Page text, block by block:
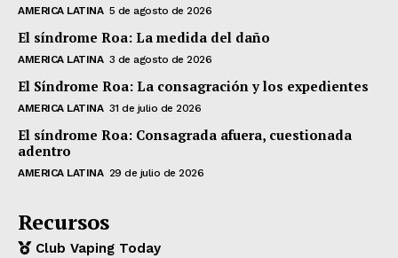
AMERICA LATINA 5 de agosto de 2026
El síndrome Roa: La medida del daño
AMERICA LATINA 3 de agosto de 2026
El Síndrome Roa: La consagración y los expedientes
AMERICA LATINA 31 de julio de 2026
El síndrome Roa: Consagrada afuera, cuestionada
adentro
AMERICA LATINA 29 de julio de 2026
Recursos
Club Vaping Today